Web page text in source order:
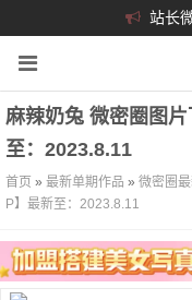
站长
麻辣奶兔 微密圈图
至：2023.8.11
首页 » 最新单期作品 » 微密圈
P】最新至：2023.8.11